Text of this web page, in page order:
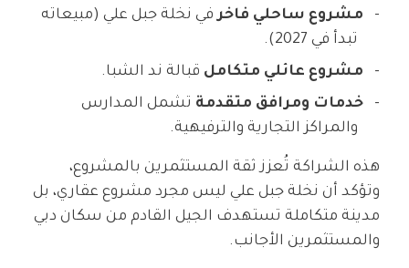
مشروع ساحلي فاخرفي نخلة جبل علي (مبيعاته
تبدأ في 2027).
مشروع عائلي متكامل قبالة ند الشبا.
خدمات ومرافق متقدمة تشمل المدارس
والمراكز التجارية والترفيهية.
هذه الشراكة تُعزز ثقة المستثمرين بالمشروع،
وتؤكد أن نخلة جبل علي ليس مجرد مشروع عقاري، بل
مدينة متكاملة تستهدف الجيل القادم من سكان دبي
والمستثمرين الأجانب.